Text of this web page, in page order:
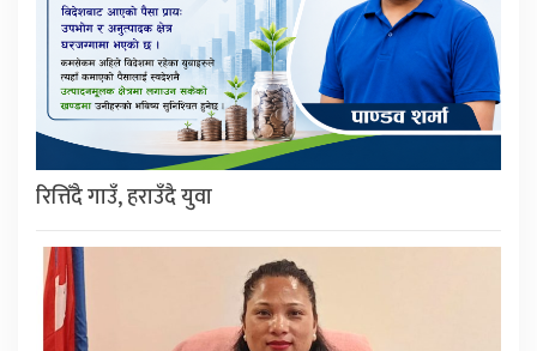
रित्तिँदै गाउँ, हराउँदै युवा